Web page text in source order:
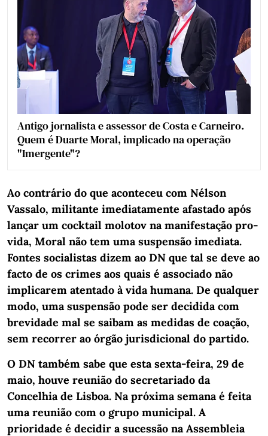
Antigo jornalista e assessor de Costa e Carneiro.
Quem é Duarte Moral, implicado na operação
"Imergente"?
Ao contrário do que aconteceu com Nélson
Vassalo, militante imediatamente afastado após
lançar um cocktail molotov na manifestação pro-
vida, Moral não tem uma suspensão imediata.
Fontes socialistas dizem ao DN que tal se deve ao
facto de os crimes aos quais é associado não
implicarem atentado à vida humana. De qualquer
modo, uma suspensão pode ser decidida com
brevidade mal se saibam as medidas de coação,
sem recorrer ao órgão jurisdicional do partido.
O DN também sabe que esta sexta-feira, 29 de
maio, houve reunião do secretariado da
Concelhia de Lisboa. Na próxima semana é feita
uma reunião com o grupo municipal. A
prioridade é decidir a sucessão na Assembleia